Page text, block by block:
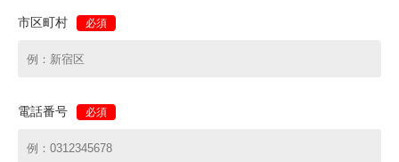
市区町村 必須
電話番号 必須